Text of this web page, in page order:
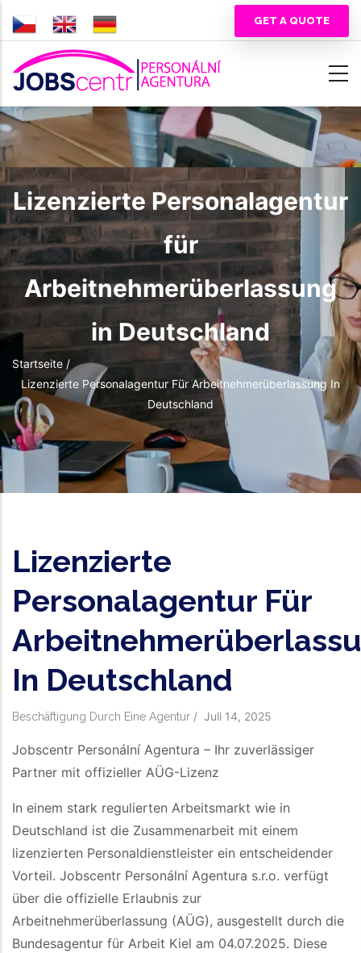
Direkt
zum
Inhalt
GET A QUOTE
Lizenzierte Personalagentur
für
Arbeitnehmerüberlassung
in Deutschland
Pfadnavigation
Startseite /
Lizenzierte Personalagentur Für Arbeitnehmerüberlassung In
Deutschland
Lizenzierte
Personalagentur Für
In Deutschland
Beschäftigung Durch Eine Agentur / Juli 14, 2025
Jobscentr Personální Agentura – Ihr zuverlässiger
Partner mit offizieller AÜG-Lizenz
In einem stark regulierten Arbeitsmarkt wie in
Deutschland ist die Zusammenarbeit mit einem
lizenzierten Personaldienstleister ein entscheidender
Vorteil. Jobscentr Personální Agentura s.r.o. verfügt
über die offizielle Erlaubnis zur
Arbeitnehmerüberlassung (AÜG), ausgestellt durch die
Bundesagentur für Arbeit Kiel am 04.07.2025. Diese